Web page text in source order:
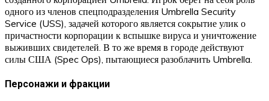
одного из членов спецподразделения Umbrella Security
Service (USS), задачей которого является сокрытие улик о
причастности корпорации к вспышке вируса и уничтожение
выживших свидетелей. В то же время в городе действуют
силы США (Spec Ops), пытающиеся разоблачить Umbrella.
Персонажи и фракции